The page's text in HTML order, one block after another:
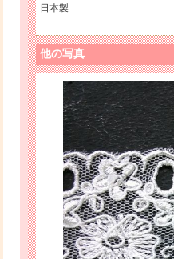
日本製
他の写真